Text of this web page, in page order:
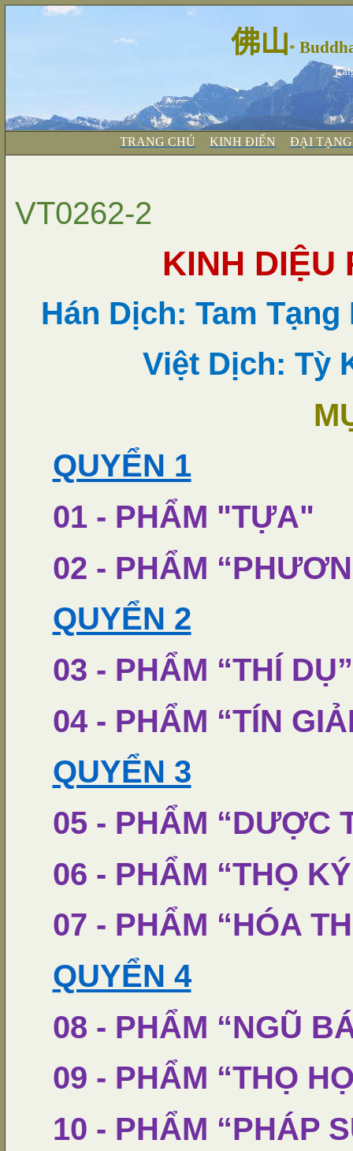
佛山*
TRANG CHỦ KINH ĐIỂN ĐẠI
VT0262-2
KINH DIỆU
Hán Dịch: Tam
Việt Dịch: Tỳ
QUYỂN 1
01 - PHẨM "TỰA"
02 - PHẨM
QUYỂN 2
03 - PHẨM “THÍ DỤ”
04 - PHẨM “TÍN
QUYỂN 3
05 - PHẨM “DƯỢC
06 - PHẨM “THỌ
07 - PHẨM “HÓA
QUYỂN 4
08 - PHẨM “NGŨ
09 - PHẨM “THỌ
10 - PHẨM “PHÁP